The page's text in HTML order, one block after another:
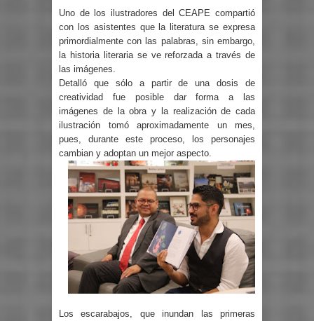
Uno de los ilustradores del CEAPE compartió
con los asistentes que la literatura se expresa
primordialmente con las palabras, sin embargo,
la historia literaria se ve reforzada a través de
las imágenes.
Detalló que sólo a partir de una dosis de
creatividad fue posible dar forma a las
imágenes de la obra y la realización de cada
ilustración tomó aproximadamente un mes,
pues, durante este proceso, los personajes
cambian y adoptan un mejor aspecto.
Los escarabajos, que inundan las primeras